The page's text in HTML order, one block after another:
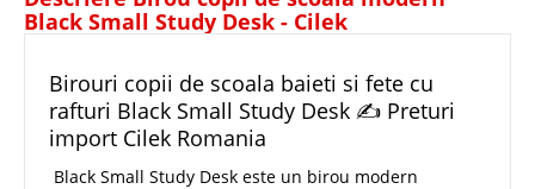
Black Small Study Desk - Cilek
Birouri copii de scoala baieti si fete cu
rafturi Black Small Study Desk ✍ Preturi
import Cilek Romania
Black Small Study Desk este un birou modern